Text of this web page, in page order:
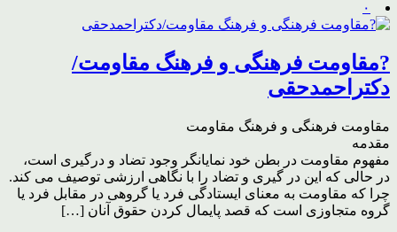
۰
?مقاومت فرهنگی و فرهنگ مقاومت/
دکتراحمدحقی
مقاومت فرهنگی و فرهنگ مقاومت
مفهوم مقاومت در بطن خود نمایانگر وجود تضاد و درگیری است،
در حالی که این در گیری و تضاد را با نگاهی ارزشی توصیف می کند.
چرا که مقاومت به معنای ایستادگی فرد یا گروهی در مقابل فرد یا
گروه متجاوزی است که قصد پایمال کردن حقوق آنان […]